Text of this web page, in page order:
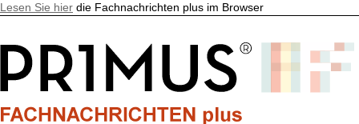
Lesen Sie hier die Fachnachrichten plus im Browser